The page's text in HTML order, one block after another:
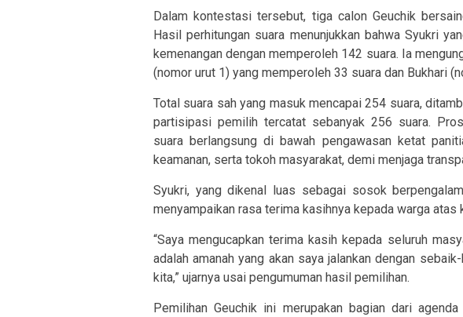
Dalam kontestasi tersebut, tiga calon Geuchik
Hasil perhitungan suara menunjukkan bahwa Syukri
kemenangan dengan memperoleh 142 suara. Ia
(nomor urut 1) yang memperoleh 33 suara dan Bukhari
Total suara sah yang masuk mencapai 254 suara,
partisipasi pemilih tercatat sebanyak 256 suara.
suara berlangsung di bawah pengawasan ketat
keamanan, serta tokoh masyarakat, demi menjaga
Syukri, yang dikenal luas sebagai sosok
menyampaikan rasa terima kasihnya kepada warga atas
“Saya mengucapkan terima kasih kepada seluruh
adalah amanah yang akan saya jalankan dengan
kita,” ujarnya usai pengumuman hasil pemilihan.
Pemilihan Geuchik ini merupakan bagian dari